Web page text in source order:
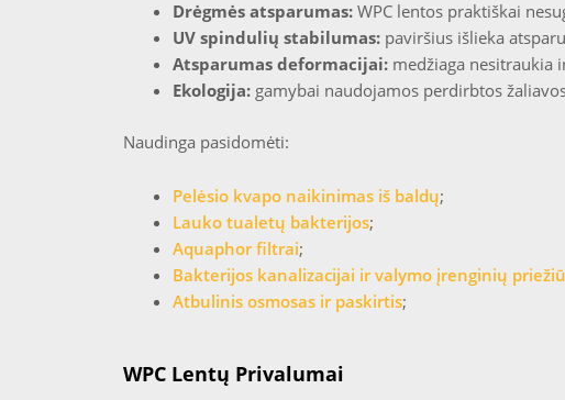
Drėgmės atsparumas: WPC lentos praktiškai
UV spindulių stabilumas: paviršius išlieka
Atsparumas deformacijai: medžiaga nesitraukia
Ekologija: gamybai naudojamos perdirbtos
Naudinga pasidomėti:
Pelėsio kvapo naikinimas iš baldų;
Lauko tualetų bakterijos;
Aquaphor filtrai;
Bakterijos kanalizacijai ir valymo įrenginių
Atbulinis osmosas ir paskirtis;
WPC Lentų Privalumai